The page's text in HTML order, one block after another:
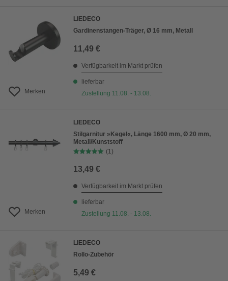
Merken
LIEDECO
Gardinenstangen-Träger, Ø 16 mm, Metall
11,49 €
Verfügbarkeit im Markt prüfen
lieferbar
Zustellung 11.08. - 13.08.
Merken
LIEDECO
Stilgarnitur »Kegel«, Länge 1600 mm, Ø 20 mm,
Metall/Kunststoff
(1)
13,49 €
Verfügbarkeit im Markt prüfen
lieferbar
Zustellung 11.08. - 13.08.
LIEDECO
Rollo-Zubehör
5,49 €